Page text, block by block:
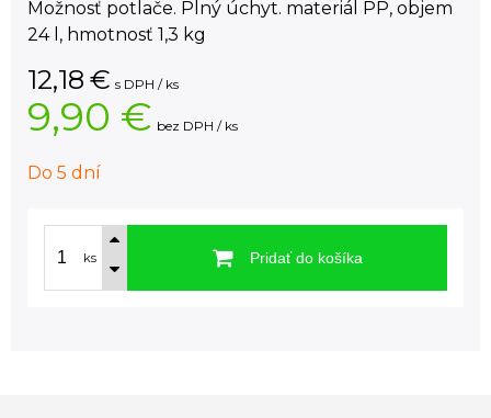
Možnosť potlače. Plný úchyt. materiál PP, objem
24 l, hmotnosť 1,3 kg
12,18 € s DPH / ks
9,90 € bez DPH / ks
Do 5 dní
ks Pridať do košíka